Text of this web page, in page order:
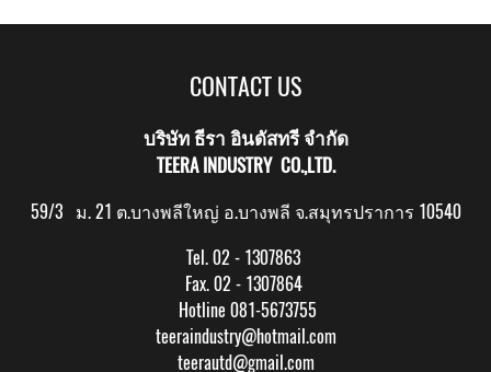
CONTACT US
บริษัท ธีรา อินดัสทรี จำกัด
TEERA INDUSTRY CO.,LTD.
59/3 ม. 21 ต.บางพลีใหญ่ อ.บางพลี จ.สมุทรปราการ 10540
Tel. 02 - 1307863
Fax. 02 - 1307864
Hotline 081-5673755
teeraindustry@hotmail.com
teerautd@gmail.com